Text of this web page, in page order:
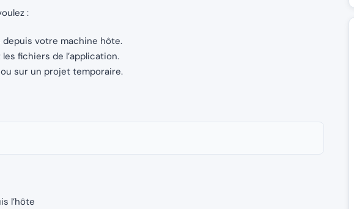
:
votre machine hôte.
fichiers de l’application.
sur un projet temporaire.
l’hôte